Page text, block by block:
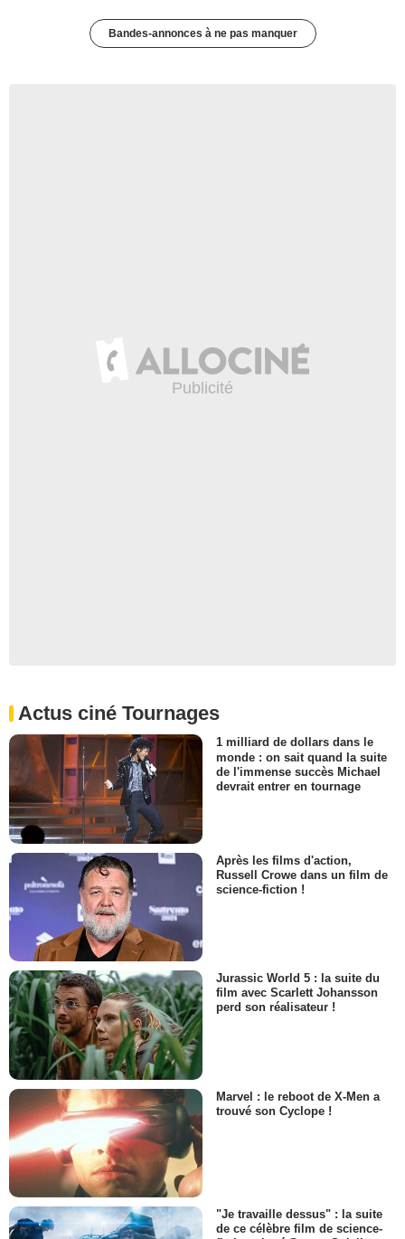
Bandes-annonces à ne pas manquer
Actus ciné Tournages
1 milliard de dollars dans le
monde : on sait quand la suite
de l'immense succès Michael
devrait entrer en tournage
Après les films d'action,
Russell Crowe dans un film de
science-fiction !
Jurassic World 5 : la suite du
film avec Scarlett Johansson
perd son réalisateur !
Marvel : le reboot de X-Men a
trouvé son Cyclope !
"Je travaille dessus" : la suite
de ce célèbre film de science-